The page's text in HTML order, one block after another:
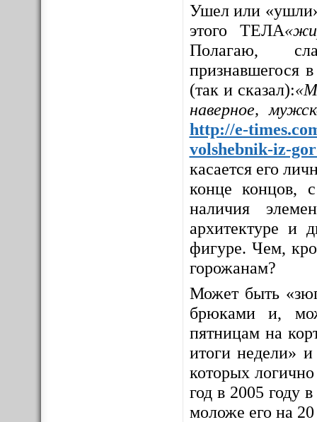
Ушел или
этого ТЕЛА
Полагаю,
признавшегося
(так и сказал):
наверное,
http://e-
volshebnik-iz-
касается его
конце концов,
наличия
архитектуре и
фигуре. Чем,
горожанам?
Может быть
брюками и,
пятницам на
итоги недели»
которых
год в 2005 году
моложе его на 20